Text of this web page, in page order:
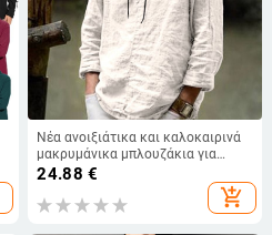
Νέα ανοιξιάτικα και καλοκαιρινά
μακρυμάνικα μπλουζάκια για
άνδρες στο Amazon Hot μοντέλα
Ευρωπαίων και Αμερικανών
ανδρών Καθαρό χρώμα Μοντέρνο ·
24.88 €
add_shopping_cart